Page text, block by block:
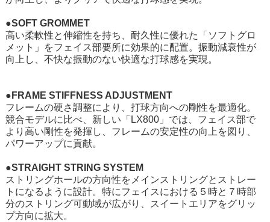
●SOFT GROMMET
高い柔軟性と伸縮性を持ち、耐久性に優れた「ソフトグロ
メット」をフェイス部要所に効果的に配置。振動減衰性が
向上し、不快な振動のない快適な打球感を実現。
●FRAME STIFFNESS ADJUSTMENT
フレームの硬さ調整により、打球方向への剛性を最適化。
競合モデルに比べ、新しい「LX800」では、フェイス部で
より高い剛性を発揮し、フレームの安定性の向上を図り、
パワーアップに貢献。
●STRAIGHT STRING SYSTEM
ストリングホールの方向性をメインストリングとストレー
トになるように設計。特にフェイスにおける５時と７時部
分のストリング可動域が広がり、スイートエリアをグリッ
プ方向に拡大。